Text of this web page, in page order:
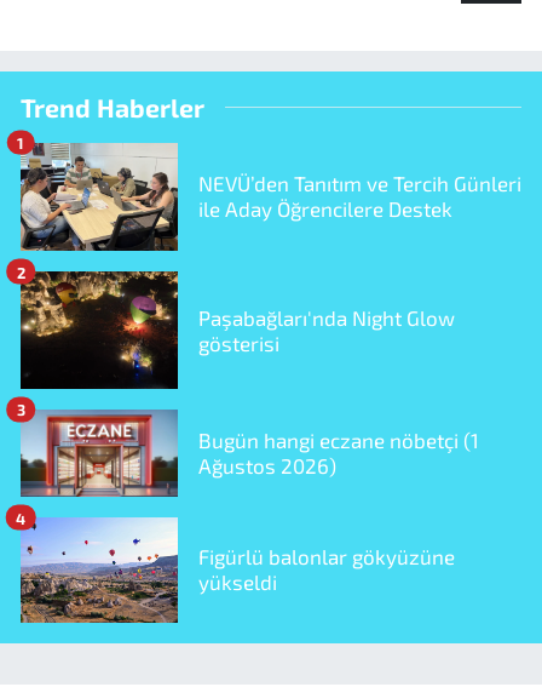
Trend Haberler
NEVÜ’den Tanıtım ve Tercih Günleri
ile Aday Öğrencilere Destek
1
Paşabağları'nda Night Glow
gösterisi
2
Bugün hangi eczane nöbetçi (1
Ağustos 2026)
3
Figürlü balonlar gökyüzüne
yükseldi
4